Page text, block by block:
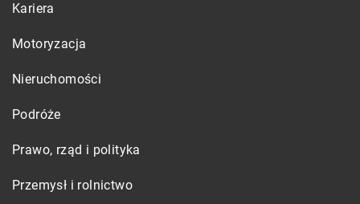
Kariera
Motoryzacja
Nieruchomości
Podróże
Prawo, rząd i polityka
Przemysł i rolnictwo